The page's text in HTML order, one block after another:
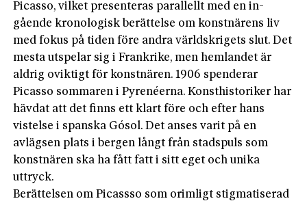
Picasso, vilket presenteras parallellt med en in­
gående­ kronologisk berättelse om konstnärens liv
med fokus på tiden före andra världskrigets slut. Det
mesta utspelar sig i Frankrike, men hemlandet är
aldrig oviktigt för konstnären. 1906 spenderar
Picasso sommaren i Pyrenéer­na. Konsthistoriker har
hävdat att det finns ett klart före och efter hans
vistelse i spanska Gósol. Det anses varit på en
avlägsen plats i bergen långt från stadspuls som
konstnären ska ha fått fatt i sitt eget och unika
uttryck.
Berättelsen om Picassso som orimligt stigmatiserad